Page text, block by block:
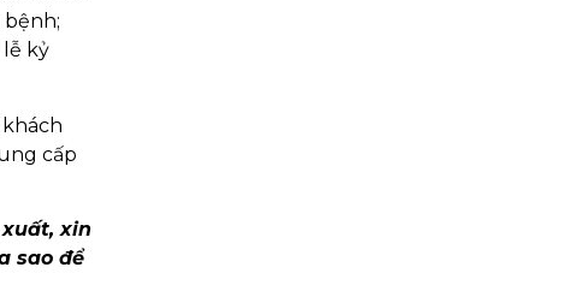
lễ kỷ
cấp
xin
sao để